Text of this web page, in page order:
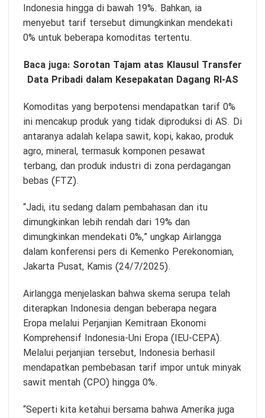
Indonesia hingga di bawah 19%. Bahkan, ia
menyebut tarif tersebut dimungkinkan mendekati
0% untuk beberapa komoditas tertentu.
Baca juga: Sorotan Tajam atas Klausul Transfer
Data Pribadi dalam Kesepakatan Dagang RI-AS
Komoditas yang berpotensi mendapatkan tarif 0%
ini mencakup produk yang tidak diproduksi di AS. Di
antaranya adalah kelapa sawit, kopi, kakao, produk
agro, mineral, termasuk komponen pesawat
terbang, dan produk industri di zona perdagangan
bebas (FTZ).
“Jadi, itu sedang dalam pembahasan dan itu
dimungkinkan lebih rendah dari 19% dan
dimungkinkan mendekati 0%,” ungkap Airlangga
dalam konferensi pers di Kemenko Perekonomian,
Jakarta Pusat, Kamis (24/7/2025).
Airlangga menjelaskan bahwa skema serupa telah
diterapkan Indonesia dengan beberapa negara
Eropa melalui Perjanjian Kemitraan Ekonomi
Komprehensif Indonesia-Uni Eropa (IEU-CEPA).
Melalui perjanjian tersebut, Indonesia berhasil
mendapatkan pembebasan tarif impor untuk minyak
sawit mentah (CPO) hingga 0%.
“Seperti kita ketahui bersama bahwa Amerika juga